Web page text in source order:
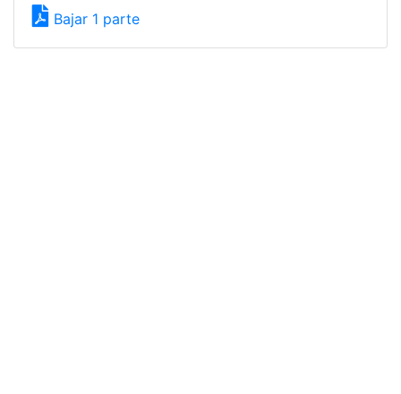
Bajar 1 parte